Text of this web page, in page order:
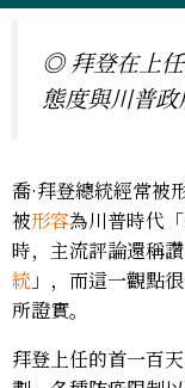
◎ 拜登在上
態度與川普政
喬·拜登總統經常被
被形容為川普時代
時，主流評論還稱
統 」，而這一觀點
所證實。
拜登上任的首一百